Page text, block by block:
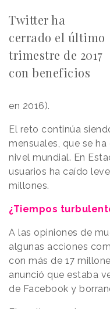
Twitter ha
cerrado el último
trimestre de 2017
con beneficios
en 2016).
El reto continúa
mensuales, que se
nivel mundial. En
usuarios ha caído
millones.
¿Tiempos
A las opiniones de
algunas acciones
con más de 17
anunció que estaba
de Facebook y